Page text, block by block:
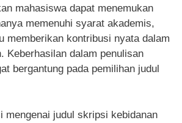
mahasiswa dapat menemukan
memenuhi syarat akademis,
memberikan kontribusi nyata dalam
Keberhasilan dalam penulisan
bergantung pada pemilihan judul
mengenai judul skripsi kebidanan